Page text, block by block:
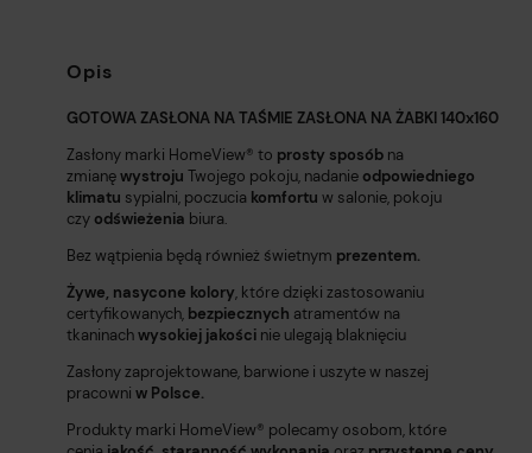
Opis
GOTOWA ZASŁONA NA TAŚMIE ZASŁONA NA ŻABKI 140x160
Zasłony marki HomeView®️ to prosty sposób na
zmianęwystroju Twojego pokoju, nadanie odpowiedniego
klimatu sypialni, poczucia komfortu w salonie, pokoju
czy odświeżenia biura.
Bez wątpienia będą również świetnym prezentem.
Żywe, nasycone kolory, które dzięki zastosowaniu
certyfikowanych, bezpiecznych atramentów na
tkaninachwysokiej jakości nie ulegają blaknięciu
Zasłony zaprojektowane, barwione i uszyte w naszej
pracowni w Polsce.
Produkty marki HomeView®️ polecamy osobom, które